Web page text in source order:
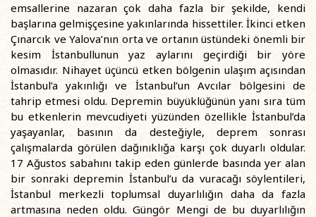
emsallerine nazaran çok daha fazla bir şekilde, kendi
başlarına gelmişçesine yakınlarında hissettiler. İkinci etken
Çınarcık ve Yalova’nın orta ve ortanın üstündeki önemli bir
kesim İstanbullunun yaz aylarını geçirdiği bir yöre
olmasıdır. Nihayet üçüncü etken bölgenin ulaşım açısından
İstanbul’a yakınlığı ve İstanbul’un Avcılar bölgesini de
tahrip etmesi oldu. Depremin büyüklüğünün yanı sıra tüm
bu etkenlerin mevcudiyeti yüzünden özellikle İstanbul’da
yaşayanlar, basının da desteğiyle, deprem sonrası
çalışmalarda görülen dağınıklığa karşı çok duyarlı oldular.
17 Ağustos sabahını takip eden günlerde basında yer alan
bir sonraki depremin İstanbul’u da vuracağı söylentileri,
İstanbul merkezli toplumsal duyarlılığın daha da fazla
artmasına neden oldu. Güngör Mengi de bu duyarlılığın